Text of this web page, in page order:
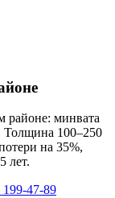
районе: минвата
Толщина 100–250
на 35%,
лет.
47-89